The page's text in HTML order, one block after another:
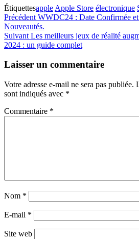
Étiquettesapple Apple Store électronique
Navigation
de
l’article
Article
précédent
Précédent WWDC24 : Date Confirmée
Nouveautés.
Article
suivant
Suivant Les meilleurs jeux de réalité
2024 : un guide complet
Laisser un commentaire
Votre adresse e-mail ne sera pas publiée.
sont indiqués avec *
Commentaire *
Nom *
E-mail *
Site web